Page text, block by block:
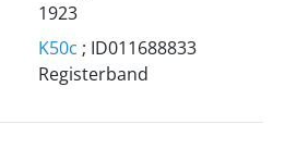
1923
K50c ; ID011688833
Registerband